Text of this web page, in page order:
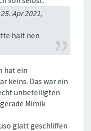
Apr 2021,
halt nen
hat ein
keins. Das war ein
unbeteiligten
Mimik
glatt geschliffen